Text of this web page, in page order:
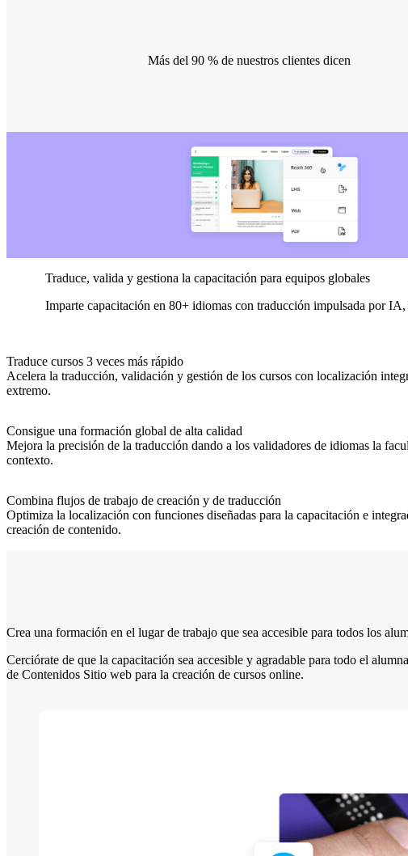
Más del 90 % de nuestros clientes dicen
Traduce, valida y gestiona la capacitación para equipos globales
Imparte capacitación en 80+ idiomas con traducción impulsada por
Traduce cursos 3 veces más rápido
Acelera la traducción, validación y gestión de los cursos con localización
extremo.
Consigue una formación global de alta calidad
Mejora la precisión de la traducción dando a los validadores de idiomas la
contexto.
Combina flujos de trabajo de creación y de traducción
Optimiza la localización con funciones diseñadas para la capacitación e
creación de contenido.
Crea una formación en el lugar de trabajo que sea accesible para todos los
Cerciórate de que la capacitación sea accesible y agradable para todo el
de Contenidos Sitio web para la creación de cursos online.